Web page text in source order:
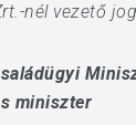
nél vezető
miniszter